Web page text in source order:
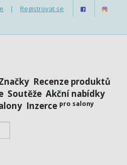
| Registrovat se
Recenze produktů
Soutěže Akční nabídky
Inzerce pro salony